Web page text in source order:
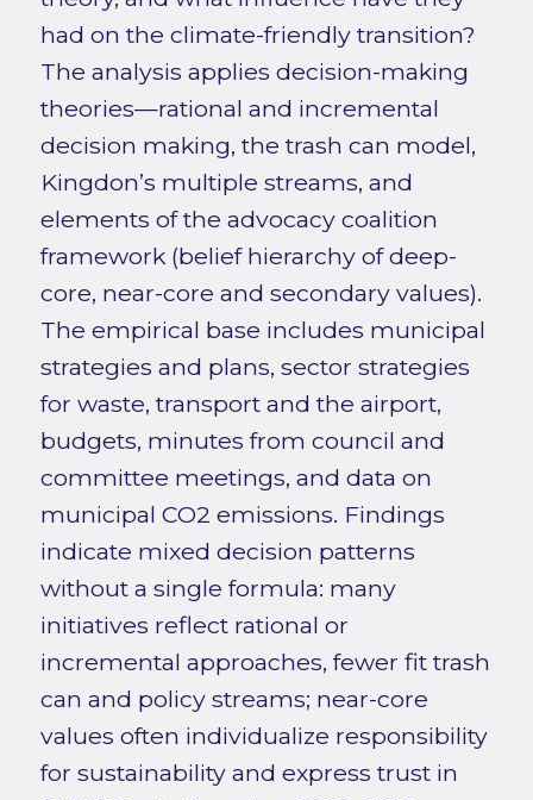
had on the climate-friendly transition?
The analysis applies decision-making
theories—rational and incremental
decision making, the trash can model,
Kingdon’s multiple streams, and
elements of the advocacy coalition
framework (belief hierarchy of deep-
core, near-core and secondary values).
The empirical base includes municipal
strategies and plans, sector strategies
for waste, transport and the airport,
budgets, minutes from council and
committee meetings, and data on
municipal CO2 emissions. Findings
indicate mixed decision patterns
without a single formula: many
initiatives reflect rational or
incremental approaches, fewer fit trash
can and policy streams; near-core
values often individualize responsibility
for sustainability and express trust in